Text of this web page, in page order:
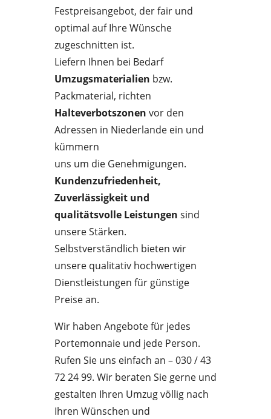
Festpreisangebot, der fair und
optimal auf Ihre Wünsche
zugeschnitten ist.
Liefern Ihnen bei Bedarf
Umzugsmaterialien bzw.
Packmaterial, richten
Halteverbotszonen vor den
Adressen in Niederlande ein und
kümmern
uns um die Genehmigungen.
Kundenzufriedenheit,
Zuverlässigkeit und
qualitätsvolle Leistungen sind
unsere Stärken.
Selbstverständlich bieten wir
unsere qualitativ hochwertigen
Dienstleistungen für günstige
Preise an.
Wir haben Angebote für jedes
Portemonnaie und jede Person.
Rufen Sie uns einfach an – 030 / 43
72 24 99. Wir beraten Sie gerne und
gestalten Ihren Umzug völlig nach
Ihren Wünschen und